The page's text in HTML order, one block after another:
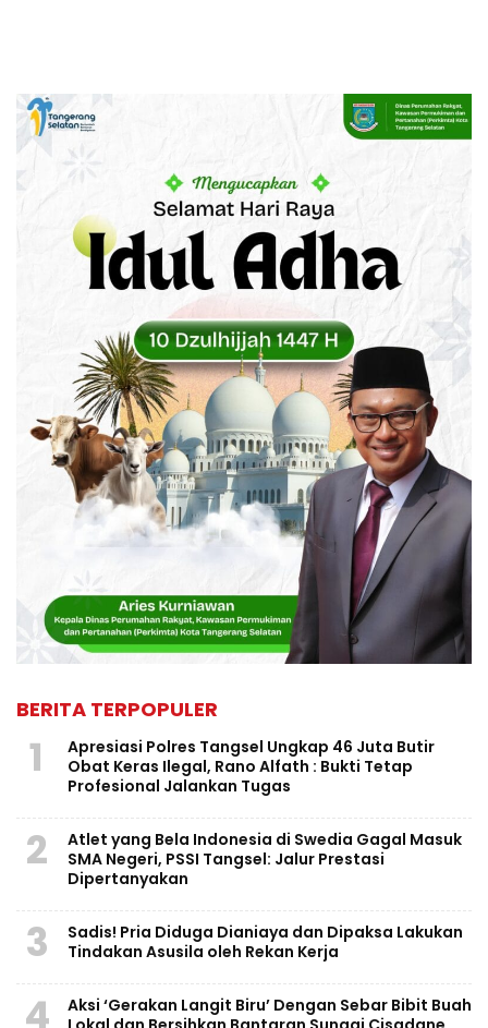
BERITA TERPOPULER
1
Apresiasi Polres Tangsel Ungkap 46 Juta Butir
Obat Keras Ilegal, Rano Alfath : Bukti Tetap
Profesional Jalankan Tugas
2
Atlet yang Bela Indonesia di Swedia Gagal Masuk
SMA Negeri, PSSI Tangsel: Jalur Prestasi
Dipertanyakan
3
Sadis! Pria Diduga Dianiaya dan Dipaksa Lakukan
Tindakan Asusila oleh Rekan Kerja
4
Aksi ‘Gerakan Langit Biru’ Dengan Sebar Bibit Buah